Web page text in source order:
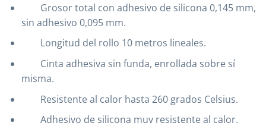
Grosor total con adhesivo de silicona 0,145 mm,
sin adhesivo 0,095 mm.
Longitud del rollo 10 metros lineales.
Cinta adhesiva sin funda, enrollada sobre sí
misma.
Resistente al calor hasta 260 grados Celsius.
Adhesivo de silicona muy resistente al calor.